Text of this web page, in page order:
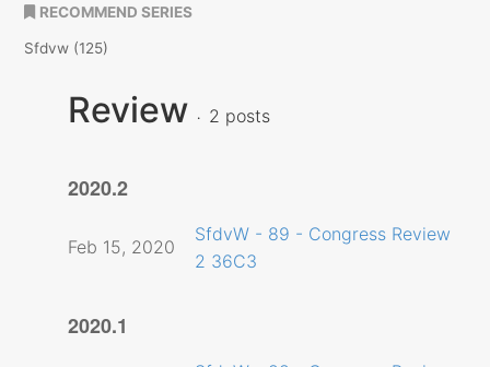
RECOMMEND SERIES
Sfdvw (125)
Review 2 posts
2020.2
Feb 15, 2020
SfdvW - 89 - Congress Review
2 36C3
2020.1